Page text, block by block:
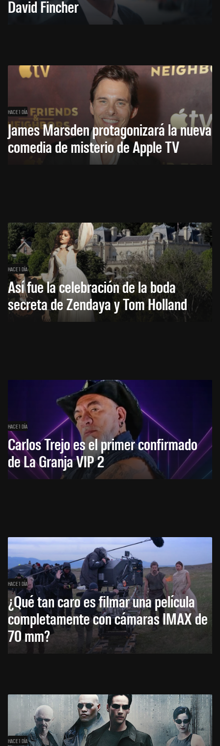
David Fincher
HACE 1 DÍA
James Marsden protagonizará la nueva
comedia de misterio de Apple TV
HACE 1 DÍA
Así fue la celebración de la boda
secreta de Zendaya y Tom Holland
HACE 1 DÍA
Carlos Trejo es el primer confirmado
de La Granja VIP 2
HACE 1 DÍA
¿Qué tan caro es filmar una película
completamente con cámaras IMAX de
70 mm?
HACE 1 DÍA